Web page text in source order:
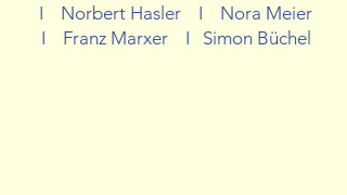
I Norbert Hasler I Nora Meier
I Franz Marxer I Simon Büchel